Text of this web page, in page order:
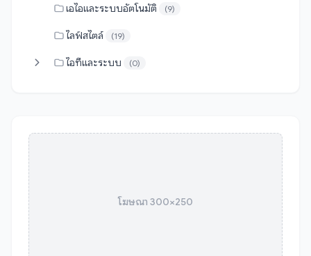
เอไอและระบบอัตโนมัติ (9)
ไลฟ์สไตล์ (19)
ไอทีและระบบ (0)
โฆษณา 300×250